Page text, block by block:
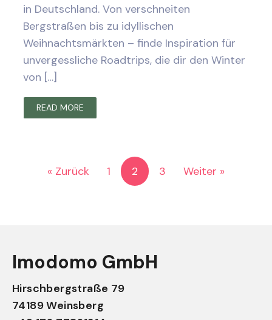
in Deutschland. Von verschneiten
Bergstraßen bis zu idyllischen
Weihnachtsmärkten – finde Inspiration für
unvergessliche Roadtrips, die dir den Winter
von […]
READ MORE
« Zurück 1 2 3 Weiter »
Imodomo GmbH
Hirschbergstraße 79
74189 Weinsberg